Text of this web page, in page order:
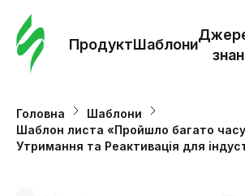
ПродуктШаблони
Головна
Шаблони
Шаблон листа «Пройшло багато
Утримання та Реактивація для